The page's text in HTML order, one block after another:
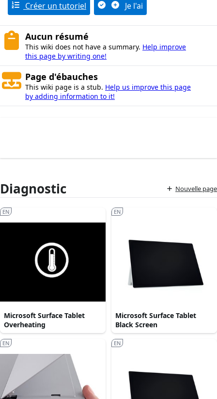
Créer un tutoriel Je l'ai
Aucun résumé
This wiki does not have a summary. Help improve
this page by writing one!
Page d'ébauches
This wiki page is a stub. Help us improve this page
by adding information to it!
Diagnostic Nouvelle page
Microsoft Surface Tablet
Overheating
EN
Microsoft Surface Tablet
Black Screen
EN
EN EN